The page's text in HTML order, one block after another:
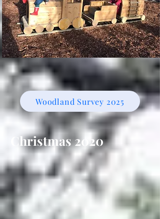
Woodland Survey 2025
Christmas 2020